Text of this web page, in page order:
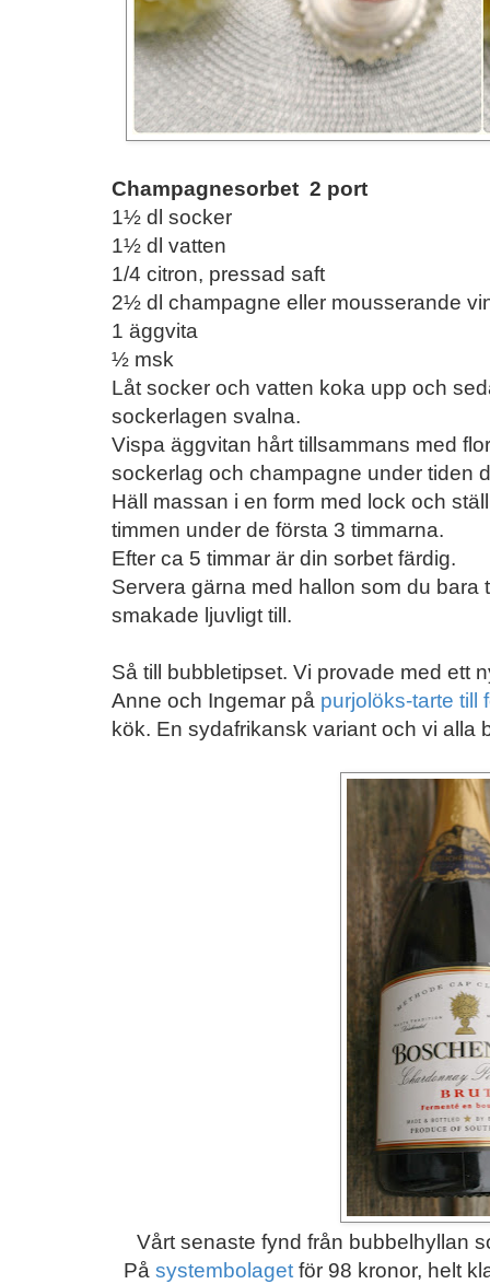
Champagnesorbet 2 port
1½ dl socker
1½ dl vatten
1/4 citron, pressad saft
2½ dl champagne eller mousserande
1 äggvita
½ msk
Låt socker och vatten koka upp och
sockerlagen svalna.
Vispa äggvitan hårt tillsammans med
sockerlag och champagne under tiden
Häll massan i en form med lock och
timmen under de första 3 timmarna.
Efter ca 5 timmar är din sorbet färdig.
Servera gärna med hallon som du bara
smakade ljuvligt till.
Så till bubbletipset. Vi provade med ett
Anne och Ingemar på purjolöks-tarte till
kök. En sydafrikansk variant och vi alla
Vårt senaste fynd från bubbelhyllan
På systembolaget för 98 kronor, helt